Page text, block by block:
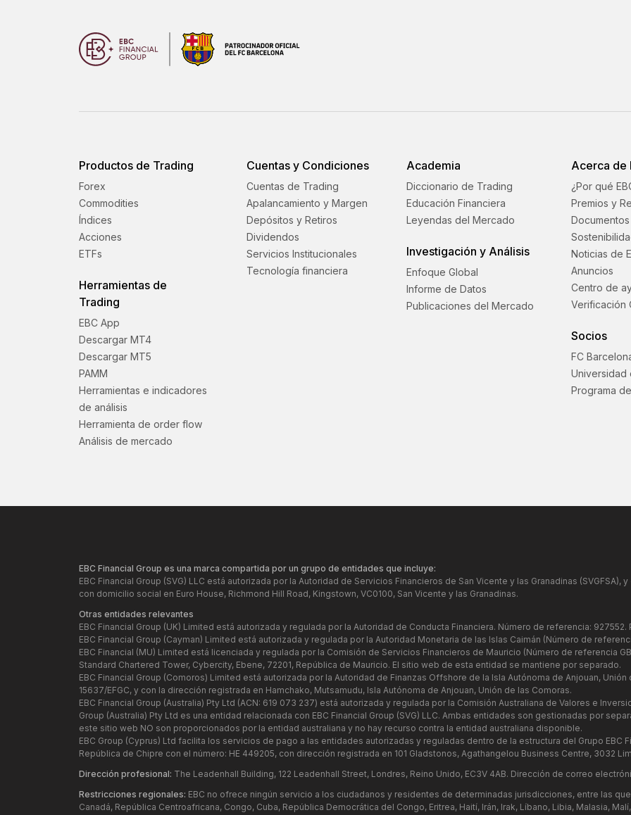
Productos de Trading
Forex
Commodities
Índices
Acciones
ETFs
Herramientas de
Trading
EBC App
Descargar MT4
Descargar MT5
PAMM
Herramientas e indicadores
de análisis
Herramienta de order flow
Análisis de mercado
Cuentas y Condiciones
Cuentas de Trading
Apalancamiento y Margen
Depósitos y Retiros
Dividendos
Servicios Institucionales
Tecnología financiera
Academia
Diccionario de Trading
Educación Financiera
Leyendas del Mercado
Investigación y Análisis
Enfoque Global
Informe de Datos
Publicaciones del Mercado
Acerca de
¿Por qué
Premios y
Noticias de
Anuncios
Centro de
Verificación
Socios
FC
Universidad
Programa
EBC Financial Group es una marca compartida por un grupo de entidades que incluye:
EBC Financial Group (SVG) LLC está autorizada por la Autoridad de Servicios Financieros de San Vicente y las Granadinas
con domicilio social en Euro House, Richmond Hill Road, Kingstown, VC0100, San Vicente y las Granadinas.
Otras entidades relevantes
EBC Financial Group (UK) Limited está autorizada y regulada por la Autoridad de Conducta Financiera. Número de referencia:
EBC Financial Group (Cayman) Limited está autorizada y regulada por la Autoridad Monetaria de las Islas Caimán (Número de
EBC Financial (MU) Limited está licenciada y regulada por la Comisión de Servicios Financieros de Mauricio (Número de referencia
Standard Chartered Tower, Cybercity, Ebene, 72201, República de Mauricio. El sitio web de esta entidad se mantiene por separado.
EBC Financial Group (Comoros) Limited está autorizada por la Autoridad de Finanzas Offshore de la Isla Autónoma de Anjouan,
15637/EFGC, y con la dirección registrada en Hamchako, Mutsamudu, Isla Autónoma de Anjouan, Unión de las Comoras.
EBC Financial Group (Australia) Pty Ltd (ACN: 619 073 237) está autorizada y regulada por la Comisión Australiana de Valores e
Group (Australia) Pty Ltd es una entidad relacionada con EBC Financial Group (SVG) LLC. Ambas entidades son gestionadas por
este sitio web NO son proporcionados por la entidad australiana y no hay recurso contra la entidad australiana disponible.
EBC Group (Cyprus) Ltd facilita los servicios de pago a las entidades autorizadas y reguladas dentro de la estructura del Grupo EBC
República de Chipre con el número: HE 449205, con dirección registrada en 101 Gladstonos, Agathangelou Business Centre, 3032
Dirección profesional: The Leadenhall Building, 122 Leadenhall Street, Londres, Reino Unido, EC3V 4AB. Dirección de correo
Restricciones regionales: EBC no ofrece ningún servicio a los ciudadanos y residentes de determinadas jurisdicciones, entre las
Canadá, República Centroafricana, Congo, Cuba, República Democrática del Congo, Eritrea, Haití, Irán, Irak, Líbano, Libia, Malasia,